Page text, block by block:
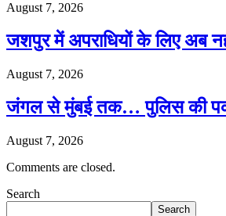
August 7, 2026
जशपुर में अपराधियों के लिए अब
August 7, 2026
जंगल से मुंबई तक… पुलिस की
August 7, 2026
Comments are closed.
Search
Search